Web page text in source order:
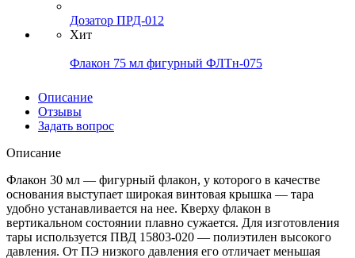
Дозатор ПРД-012
Хит
Флакон 75 мл фигурный ФЛТн-075
Описание
Отзывы
Задать вопрос
Описание
Флакон 30 мл — фигурный флакон, у которого в качестве
основания выступает широкая винтовая крышка — тара
удобно устанавливается на нее. Кверху флакон в
вертикальном состоянии плавно сужается. Для изготовления
тары используется ПВД 15803-020 — полиэтилен высокого
давления. От ПЭ низкого давления его отличает меньшая